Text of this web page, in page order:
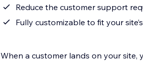
Reduce the customer support
Fully customizable to fit your
When a customer lands on your site,